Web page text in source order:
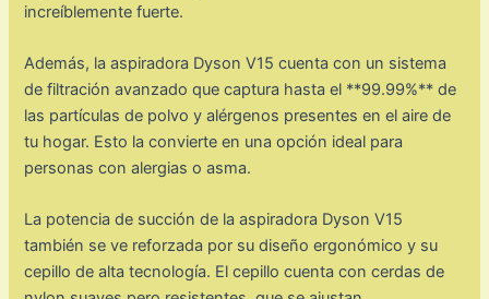
increíblemente fuerte.
Además, la aspiradora Dyson V15 cuenta con un sistema
de filtración avanzado que captura hasta el **99.99%** de
las partículas de polvo y alérgenos presentes en el aire de
tu hogar. Esto la convierte en una opción ideal para
personas con alergias o asma.
La potencia de succión de la aspiradora Dyson V15
también se ve reforzada por su diseño ergonómico y su
cepillo de alta tecnología. El cepillo cuenta con cerdas de